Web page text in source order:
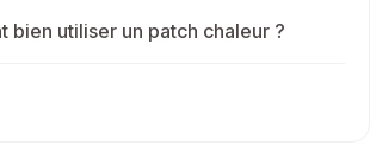
bien utiliser un patch chaleur ?